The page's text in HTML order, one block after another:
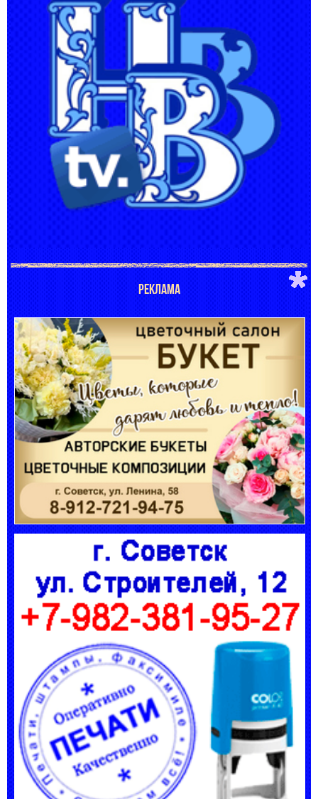
РЕКЛАМА